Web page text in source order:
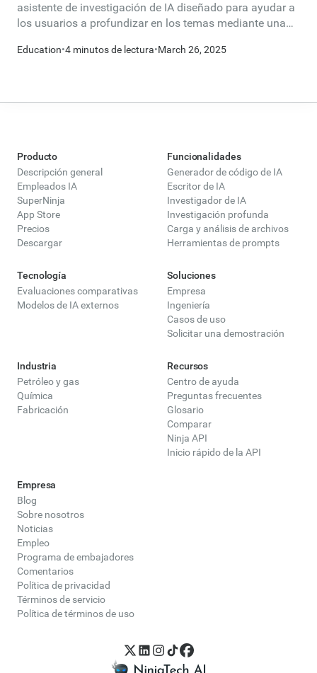
asistente de investigación de IA diseñado para ayudar a
los usuarios a profundizar en los temas mediante una
los motores de búsqueda simples o los modelos básicos
y refina su enfoque de investigación para ofrecer
sirvan de guía a tu asistente de investigación basada en
inteligencia artificial para que te proporcione la
información más relevante y completa.
Education•4 minutos de lectura•March 26, 2025
Producto
Descripción general
Empleados IA
SuperNinja
App Store
Precios
Descargar
Funcionalidades
Generador de código de IA
Escritor de IA
Investigador de IA
Investigación profunda
Carga y análisis de archivos
Herramientas de prompts
Tecnología
Evaluaciones comparativas
Modelos de IA externos
Soluciones
Empresa
Ingeniería
Casos de uso
Solicitar una demostración
Industria
Petróleo y gas
Química
Fabricación
Recursos
Centro de ayuda
Preguntas frecuentes
Glosario
Comparar
Ninja API
Inicio rápido de la API
Empresa
Blog
Sobre nosotros
Noticias
Empleo
Programa de embajadores
Comentarios
Política de privacidad
Términos de servicio
Política de términos de uso